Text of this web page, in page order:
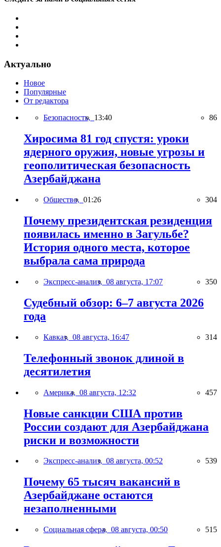
Актуально
Новое
Популярные
От редактора
Безопасность, 13:40 86
Хиросима 81 год спустя: уроки
ядерного оружия, новые угрозы и
геополитическая безопасность
Азербайджана
Общество, 01:26 304
Почему президентская резиденция
появилась именно в Загульбе?
История одного места, которое
выбрала сама природа
Экспресс-анализ, 08 августа, 17:07 350
Судебный обзор: 6–7 августа 2026
года
Кавказ, 08 августа, 16:47 314
Телефонный звонок длиной в
десятилетия
Америка, 08 августа, 12:32 457
Новые санкции США против
России создают для Азербайджана
риски и возможности
Экспресс-анализ, 08 августа, 00:52 539
Почему 65 тысяч вакансий в
Азербайджане остаются
незаполненными
Социальная сфера, 08 августа, 00:50 515